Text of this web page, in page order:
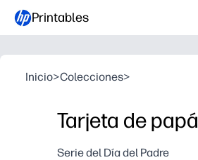
Printables
Inicio>Colecciones>
Tarjeta de papá
Serie del Día del Padre